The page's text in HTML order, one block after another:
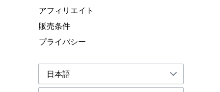
アフィリエイト
販売条件
プライバシー